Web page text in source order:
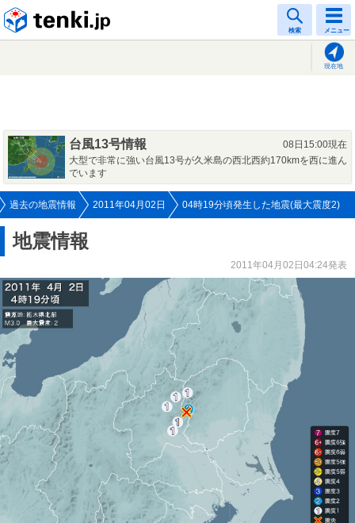
検索 メニュー
現在地
台風13号情報
08日15:00現在
大型で非常に強い台風13号が久米島の西北西約170kmを西に進ん
でいます
過去の地震情報 2011年04月02日 04時19分頃発生した地震(最大震度2)
地震情報
2011年04月02日04:24発表